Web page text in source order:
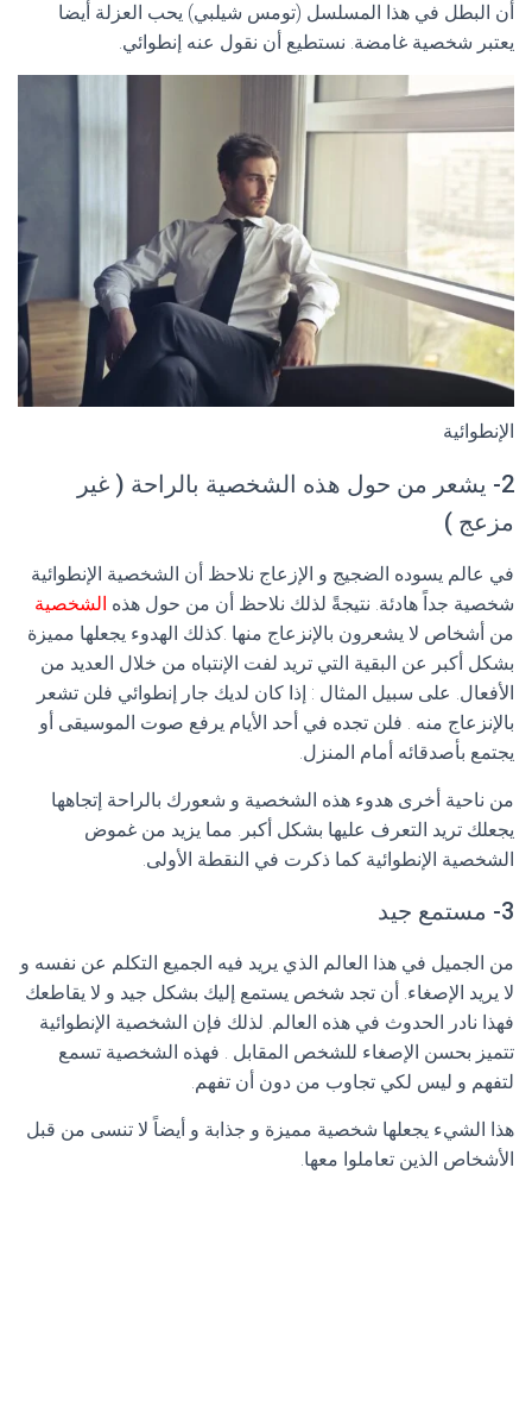
أن البطل في هذا المسلسل (تومس شيلبي) يحب العزلة أيضا
يعتبر شخصية غامضة. نستطيع أن نقول عنه إنطوائي.
الإنطوائية
2- يشعر من حول هذه الشخصية بالراحة ( غير
مزعج )
في عالم يسوده الضجيج و الإزعاج نلاحظ أن الشخصية الإنطوائية
شخصية جداً هادئة. نتيجةً لذلك نلاحظ أن من حول هذه الشخصية
من أشخاص لا يشعرون بالإنزعاج منها .كذلك الهدوء يجعلها مميزة
بشكل أكبر عن البقية التي تريد لفت الإنتباه من خلال العديد من
الأفعال. على سبيل المثال : إذا كان لديك جار إنطوائي فلن تشعر
بالإنزعاج منه . فلن تجده في أحد الأيام يرفع صوت الموسيقى أو
يجتمع بأصدقائه أمام المنزل.
من ناحية أخرى هدوء هذه الشخصية و شعورك بالراحة إتجاهها
يجعلك تريد التعرف عليها بشكل أكبر. مما يزيد من غموض
الشخصية الإنطوائية كما ذكرت في النقطة الأولى.
3- مستمع جيد
من الجميل في هذا العالم الذي يريد فيه الجميع التكلم عن نفسه و
لا يريد الإصغاء. أن تجد شخص يستمع إليك بشكل جيد و لا يقاطعك
فهذا نادر الحدوث في هذه العالم. لذلك فإن الشخصية الإنطوائية
تتميز بحسن الإصغاء للشخص المقابل . فهذه الشخصية تسمع
لتفهم و ليس لكي تجاوب من دون أن تفهم.
هذا الشيء يجعلها شخصية مميزة و جذابة و أيضاً لا تنسى من قبل
الأشخاص الذين تعاملوا معها.